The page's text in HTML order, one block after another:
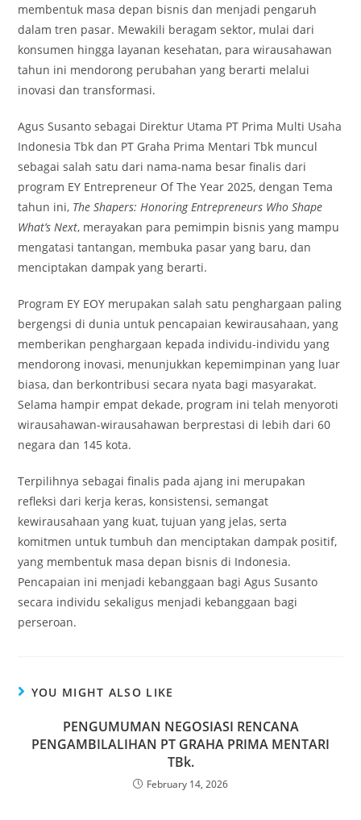
membentuk masa depan bisnis dan menjadi pengaruh
dalam tren pasar. Mewakili beragam sektor, mulai dari
konsumen hingga layanan kesehatan, para wirausahawan
tahun ini mendorong perubahan yang berarti melalui
inovasi dan transformasi.
Agus Susanto sebagai Direktur Utama PT Prima Multi Usaha
Indonesia Tbk dan PT Graha Prima Mentari Tbk muncul
sebagai salah satu dari nama-nama besar finalis dari
program EY Entrepreneur Of The Year 2025, dengan Tema
tahun ini, The Shapers: Honoring Entrepreneurs Who Shape
What’s Next, merayakan para pemimpin bisnis yang mampu
mengatasi tantangan, membuka pasar yang baru, dan
menciptakan dampak yang berarti.
Program EY EOY merupakan salah satu penghargaan paling
bergengsi di dunia untuk pencapaian kewirausahaan, yang
memberikan penghargaan kepada individu-individu yang
mendorong inovasi, menunjukkan kepemimpinan yang luar
biasa, dan berkontribusi secara nyata bagi masyarakat.
Selama hampir empat dekade, program ini telah menyoroti
wirausahawan-wirausahawan berprestasi di lebih dari 60
negara dan 145 kota.
Terpilihnya sebagai finalis pada ajang ini merupakan
refleksi dari kerja keras, konsistensi, semangat
kewirausahaan yang kuat, tujuan yang jelas, serta
komitmen untuk tumbuh dan menciptakan dampak positif,
yang membentuk masa depan bisnis di Indonesia.
Pencapaian ini menjadi kebanggaan bagi Agus Susanto
secara individu sekaligus menjadi kebanggaan bagi
perseroan.
YOU MIGHT ALSO LIKE
PENGUMUMAN NEGOSIASI RENCANA
PENGAMBILALIHAN PT GRAHA PRIMA MENTARI
TBk.
February 14, 2026